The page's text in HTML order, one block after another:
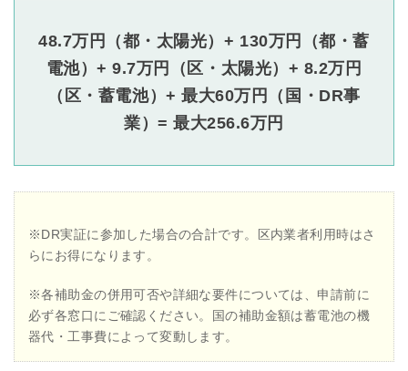
48.7万円（都・太陽光）+ 130万円（都・蓄
電池）+ 9.7万円（区・太陽光）+ 8.2万円
（区・蓄電池）+ 最大60万円（国・DR事
業）= 最大256.6万円
※DR実証に参加した場合の合計です。区内業者利用時はさ
らにお得になります。
※各補助金の併用可否や詳細な要件については、申請前に
必ず各窓口にご確認ください。国の補助金額は蓄電池の機
器代・工事費によって変動します。